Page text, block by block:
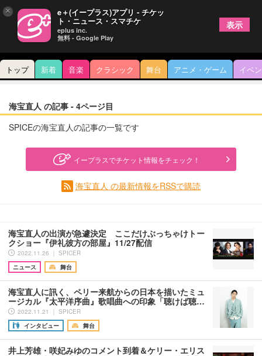
トップ 新着 音楽 クラシック 舞台 アニメ・ゲーム イベ
海宝直人 の記事 - 4ページ目
SPICEの海宝直人の記事の一覧です
イープラスでチケット情報をチェック！
海宝直人 の最新情報をRSSで購読
海宝直人の出演が急遽決定 ここだけぶっちゃけトー
クショー『伊礼彼方の部屋』11/27配信
2022.11.26 ｜ SPICER
ニュース
舞台
海宝直人に訊く、ペリー来航からの日本を描いたミュ
ージカル『太平洋序曲』歌唱曲への印象「聴けば聴…
2022.11.21 ｜ SPICER
インタビュー
舞台
井上芳雄・咲妃みゆのコメント到着＆ケリー・エリス
× e＋(イープラス)アプリ - チケッ
ト・ニュース・スマチケ
eplus inc.
無料 - Google Play
表示